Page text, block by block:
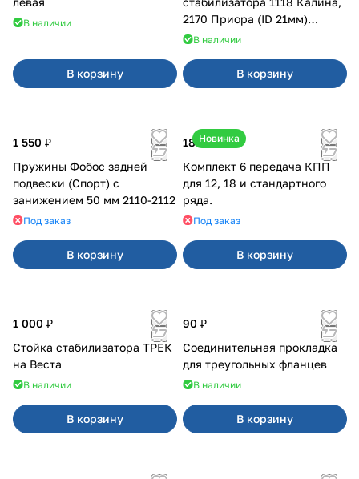
В наличии
В корзину
2170 Приора (ID 21мм)
VTULKA (желтая) 17-01-110
В наличии
В корзину
1 550 ₽
Пружины Фобос задней
подвески (Спорт) с
занижением 50 мм 2110-2112
Под заказ
В корзину
Новинка
18 000 ₽
Комплект 6 передача КПП
для 12, 18 и стандартного
ряда.
Под заказ
В корзину
1 000 ₽
Стойка стабилизатора ТРЕК
на Веста
В наличии
В корзину
90 ₽
Соединительная прокладка
для треугольных фланцев
В наличии
В корзину